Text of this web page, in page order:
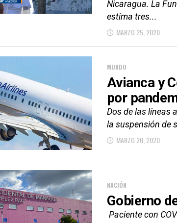
Nicaragua. La
estima tres...
MARZO 25, 2020
MUNDO
Avianca y
por
Dos de las líneas
la suspensión de
MARZO 20, 2020
NACIÓN
Gobierno
Paciente con